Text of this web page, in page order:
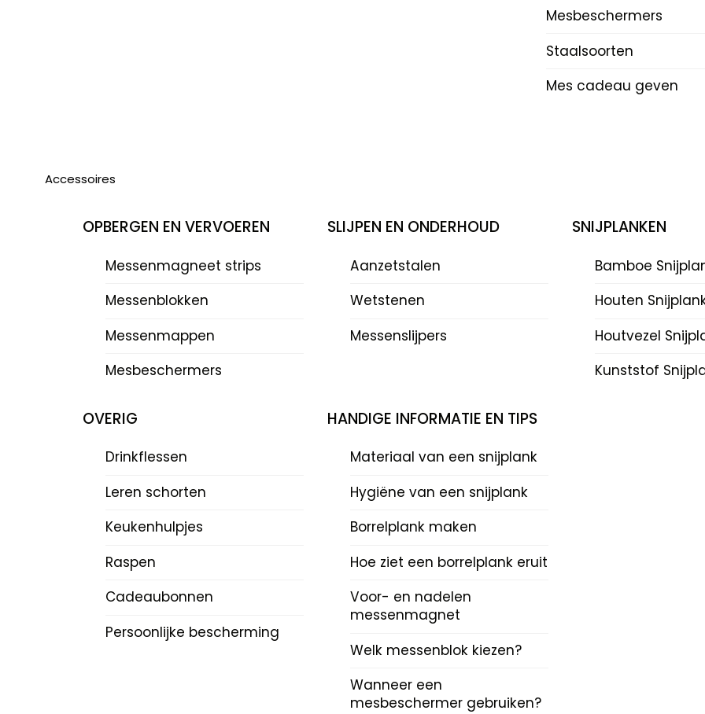
Mesbeschermers
Staalsoorten
Mes cadeau geven
Accessoires
OPBERGEN EN VERVOEREN
Messenmagneet strips
Messenblokken
Messenmappen
Mesbeschermers
SLIJPEN EN ONDERHOUD
Aanzetstalen
Wetstenen
Messenslijpers
SNIJPLANKEN
Bamboe
Houten
Houtvezel
Kunststof
OVERIG
Drinkflessen
Leren schorten
Keukenhulpjes
Raspen
Cadeaubonnen
Persoonlijke bescherming
HANDIGE INFORMATIE EN TIPS
Materiaal van een snijplank
Hygiëne van een snijplank
Borrelplank maken
Hoe ziet een borrelplank eruit
Voor- en nadelen
messenmagnet
Welk messenblok kiezen?
Wanneer een
mesbeschermer gebruiken?